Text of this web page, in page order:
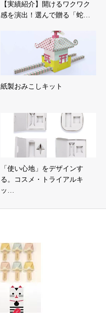
【実績紹介】開けるワクワク
感を演出！選んで贈る「蛇…
紙製おみこしキット
「使い心地」をデザインす
る。コスメ・トライアルキ
ッ…